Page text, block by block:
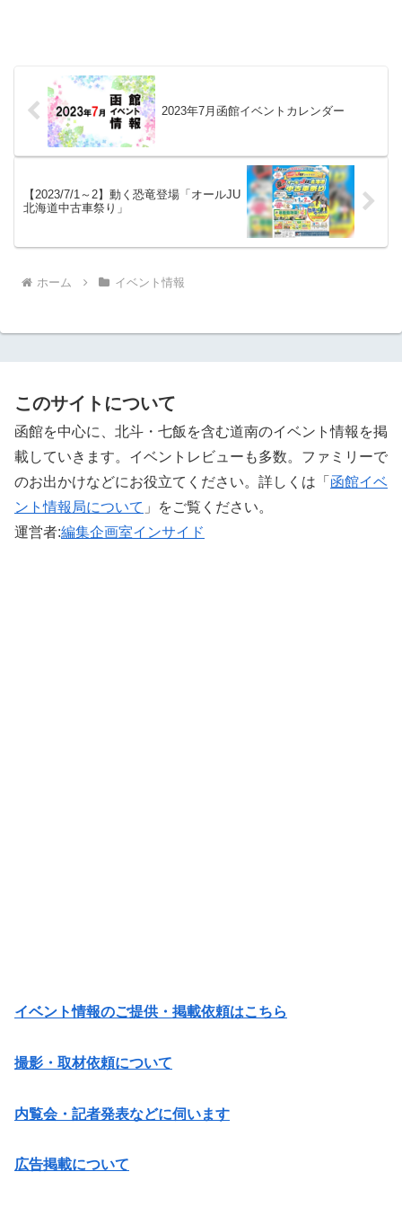
2023年7月函館イベントカレンダー
【2023/7/1～2】動く恐竜登場「オールJU
北海道中古車祭り」
ホーム イベント情報
このサイトについて
函館を中心に、北斗・七飯を含む道南のイベント情報を掲
載していきます。イベントレビューも多数。ファミリーで
のお出かけなどにお役立てください。詳しくは「 函館イベ
ント情報局について 」をご覧ください。 ‎
運営者:編集企画室インサイド
イベント情報のご提供・掲載依頼はこちら
撮影・取材依頼について
内覧会・記者発表などに伺います
広告掲載について